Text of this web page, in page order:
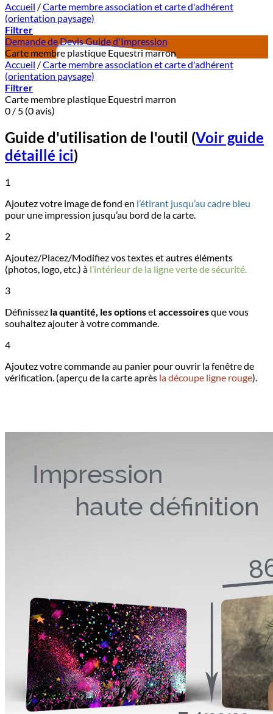
Accueil /Carte membre association et carte d'adhérent
(orientation paysage)
Filtrer
Demande de DevisGuide d'Impression
Carte membre plastique Equestri marron
Accueil /Carte membre association et carte d'adhérent
(orientation paysage)
Filtrer
Carte membre plastique Equestri marron
0 / 5 (0 avis)
Guide d'utilisation de l'outil (Voir guide
détaillé ici)
1
Ajoutez votre image de fond en l’étirant jusqu’au cadre bleu
pour une impression jusqu’au bord de la carte.
2
Ajoutez/Placez/Modifiez vos textes et autres éléments
(photos, logo, etc.) à l’intérieur de la ligne verte de sécurité.
3
Définissez la quantité, les optionsetaccessoiresque vous
souhaitez ajouter à votre commande.
4
Ajoutez votre commande au panier pour ouvrir la fenêtre de
vérification. (aperçu de la carte après la découpe ligne rouge).